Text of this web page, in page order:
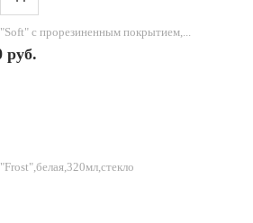
с прорезиненным покрытием,...
руб.